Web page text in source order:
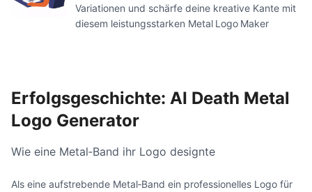
Variationen und schärfe deine kreative Kante mit
diesem leistungsstarken Metal Logo Maker
Erfolgsgeschichte: AI Death Metal
Logo Generator
Wie eine Metal‑Band ihr Logo designte
Als eine aufstrebende Metal‑Band ein professionelles Logo für